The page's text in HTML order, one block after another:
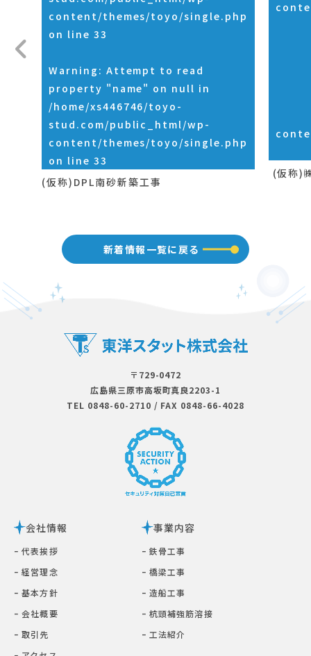
content/themes/toyo/single.php
on line 33
Warning : Attempt to read
property "name" on null in
/home/xs446746/toyo-
stud.com/public_html/wp-
content/themes/toyo/single.php
on line 33
(仮称)DPL南砂新築工事
(仮称)
新着情報一覧に戻る
〒729-0472
広島県三原市⾼坂町真良2203-1
TEL 0848-60-2710 / FAX 0848-66-4028
会社情報
ｰ 代表挨拶
ｰ 経営理念
ｰ 基本⽅針
ｰ 会社概要
ｰ 取引先
事業内容
ｰ 鉄⾻⼯事
ｰ 橋梁⼯事
ｰ 造船工事
ｰ 杭頭補強筋溶接
ｰ ⼯法紹介